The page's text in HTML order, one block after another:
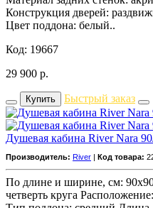
Конструкция дверей:
Цвет поддона: белый..
Код: 19667
29 900 р.
Купить Быстрый заказ
Душевая кабина River Nara
Производитель: River Код товара:
По длине и ширине, см:
четверть круга